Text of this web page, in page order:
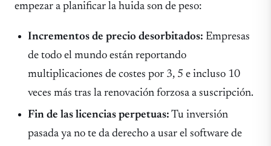
empezar a planificar la huida son de peso:
Incrementos de precio desorbitados: Empresas
de todo el mundo están reportando
multiplicaciones de costes por 3, 5 e incluso 10
veces más tras la renovación forzosa a suscripción.
Fin de las licencias perpetuas: Tu inversión
pasada ya no te da derecho a usar el software de